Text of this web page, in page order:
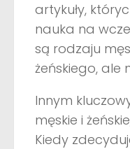
artykuły,
nauka na
są rodzaju
żeńskiego, ale
Innym
męskie i
Kiedy